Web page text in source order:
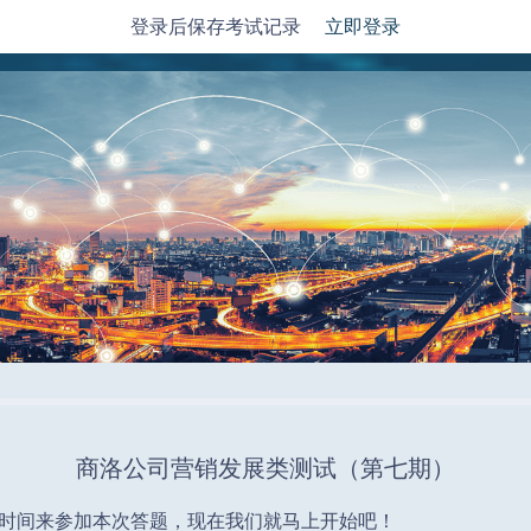
登录后保存考试记录 立即登录
商洛公司营销发展类测试（第七期）
间来参加本次答题，现在我们就马上开始吧！